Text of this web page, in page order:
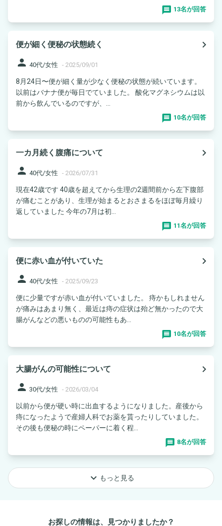
13名が回答
便が細く便秘の状態続く
navigate_next
person 40代/女性 - 2025/09/01
8月24日〜便が細く量が少なく便秘の状態が続いています。
以前はバナナ便が毎日でていました。 酸化マグネシウムは以
前から飲んでいるのですが、...
10名が回答
一カ月続く腹痛について
navigate_next
person 40代/女性 - 2026/07/31
現在42歳です 40歳を超えてから生理の2週間前から左下腹部
が痛むことがあり、生理が始まるとおさまるをほぼ毎月繰り
返していました 今年の7月は初...
11名が回答
便に赤い血が付いていた
navigate_next
person 40代/女性 - 2025/09/23
便に少量ですが赤い血が付いていました。 痔かもしれません
が痛みはあまり無く、最近は痔の症状は殆ど無かったので大
腸がんなどの悪いものの可能性もあ...
10名が回答
大腸がんの可能性について
navigate_next
person 30代/女性 - 2026/03/04
以前から便が硬い時に出血するようになりました。産後から
痔になったようで産婦人科でお薬を貰ったりしていました。
その後も便秘の時にペーパーに着く程...
8名が回答
keyboard_arrow_down もっと見る
お探しの情報は、見つかりましたか？